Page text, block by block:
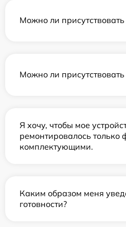
Можно ли
Можно ли
Я хочу, чтобы мое
ремонтировалось
комплектующими.
Каким образом меня
готовности?